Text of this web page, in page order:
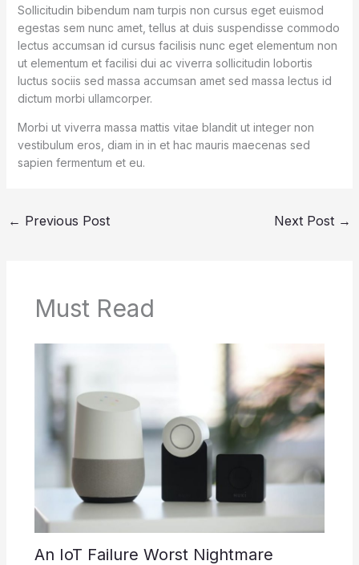
Sollicitudin bibendum nam turpis non cursus eget euismod
egestas sem nunc amet, tellus at duis suspendisse commodo
lectus accumsan id cursus facilisis nunc eget elementum non
ut elementum et facilisi dui ac viverra sollicitudin lobortis
luctus sociis sed massa accumsan amet sed massa lectus id
dictum morbi ullamcorper.
Morbi ut viverra massa mattis vitae blandit ut integer non
vestibulum eros, diam in in et hac mauris maecenas sed
sapien fermentum et eu.
← Previous Post Next Post →
Must Read
An IoT Failure Worst Nightmare